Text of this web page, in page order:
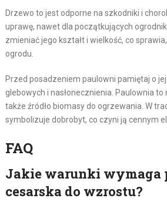
Drzewo to jest odporne na szkodniki i
uprawę, nawet dla początkujących
zmieniać jego kształt i wielkość, co
ogrodu.
Przed posadzeniem paulowni pamiętaj o
glebowych i nasłonecznienia. Paulownia to
także źródło biomasy do ogrzewania. W
symbolizuje dobrobyt, co czyni ją cennym
FAQ
Jakie warunki wymaga
cesarska do wzrostu?